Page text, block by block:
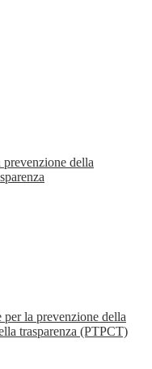
della
per la prevenzione della
trasparenza (PTPCT)